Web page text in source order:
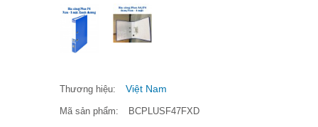
Thương hiệu: Việt Nam
Mã sản phẩm: BCPLUSF47FXD